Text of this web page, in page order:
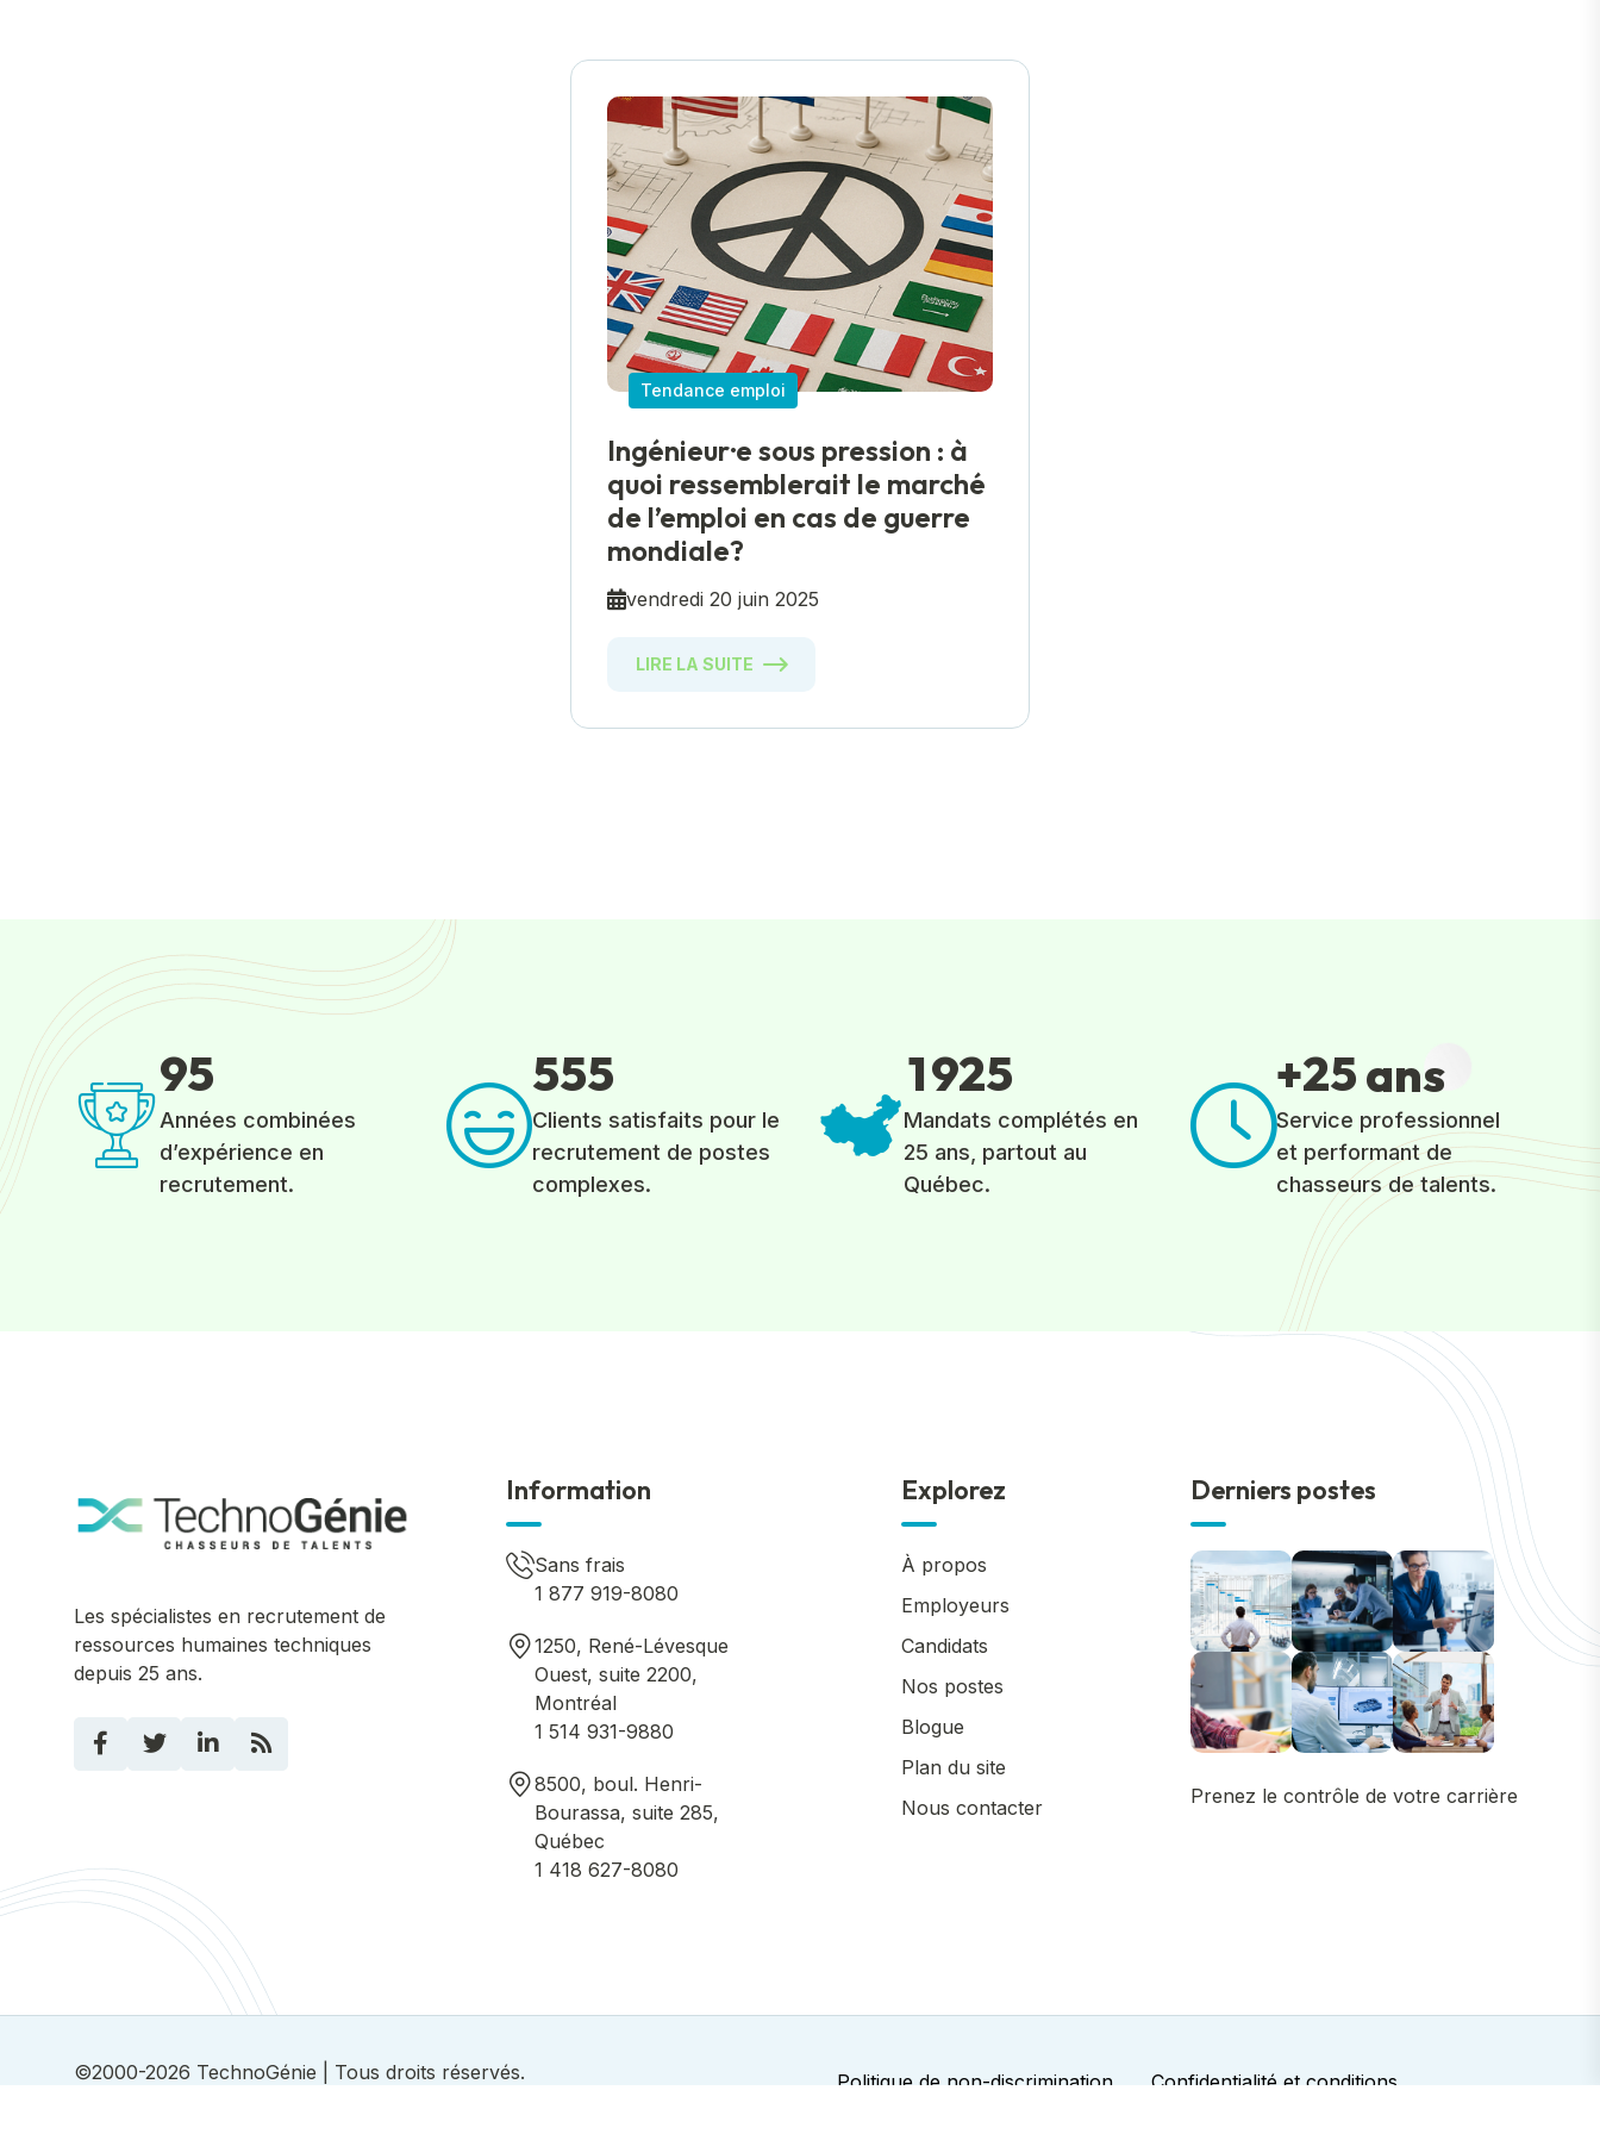
Tendance emploi
Ingénieur·e sous pression : à
quoi ressemblerait le marché
de l’emploi en cas de guerre
mondiale?
vendredi 20 juin 2025
LIRE LA SUITE
95
Années combinées
d’expérience en
recrutement.
555
Clients satisfaits pour le
recrutement de postes
complexes.
1925
Mandats complétés en
25 ans, partout au
Québec.
+25ans
Service professionnel
et performant de
chasseurs de talents.
Les spécialistes en recrutement de
ressources humaines techniques
depuis 25 ans.
Information
Sans frais
1 877 919-8080
1250, René-Lévesque
Ouest, suite 2200,
Montréal
1 514 931-9880
8500, boul. Henri-
Bourassa, suite 285,
Québec
1 418 627-8080
Explorez
À propos
Employeurs
Candidats
Nos postes
Blogue
Plan du site
Nous contacter
Derniers postes
Prenez le contrôle de votre carrière
©2000-2026 TechnoGénie | Tous droits réservés. Politique de non-discrimination Confidentialité et conditions